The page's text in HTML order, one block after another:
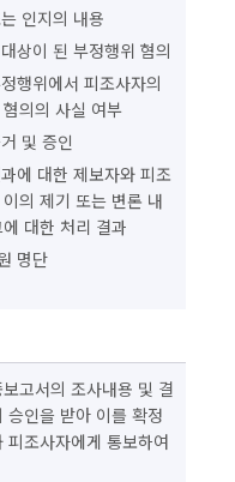
인지의 내용
상이 된 부정행위 혐의
행위에서 피조사자의
의의 사실 여부
및 증인
에 대한 제보자와 피조
의 제기 또는 변론 내
대한 처리 결과
명단
고서의 조사내용 및 결
승인을 받아 이를 확정
피조사자에게 통보하여